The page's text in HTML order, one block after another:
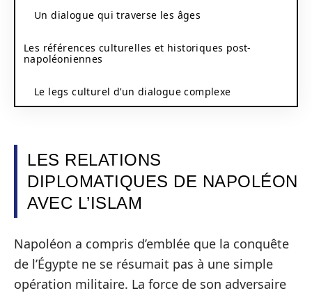
Un dialogue qui traverse les âges
Les références culturelles et historiques post-
napoléoniennes
Le legs culturel d’un dialogue complexe
LES RELATIONS
DIPLOMATIQUES DE NAPOLÉON
AVEC L’ISLAM
Napoléon a compris d’emblée que la conquête
de l’Égypte ne se résumait pas à une simple
opération militaire. La force de son adversaire